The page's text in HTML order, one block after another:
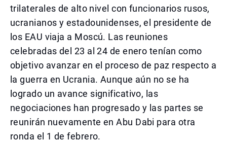
trilaterales de alto nivel con funcionarios rusos,
ucranianos y estadounidenses, el presidente de
los EAU viaja a Moscú. Las reuniones
celebradas del 23 al 24 de enero tenían como
objetivo avanzar en el proceso de paz respecto a
la guerra en Ucrania. Aunque aún no se ha
logrado un avance significativo, las
negociaciones han progresado y las partes se
reunirán nuevamente en Abu Dabi para otra
ronda el 1 de febrero.